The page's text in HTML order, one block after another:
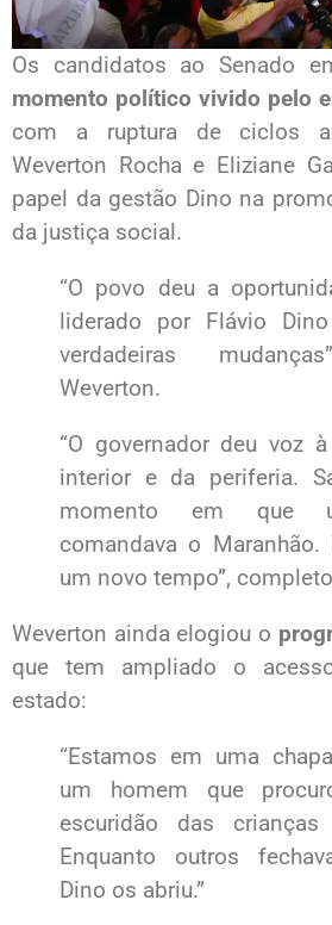
Os candidatos ao Senado
momento político vivido pelo
com a ruptura de ciclos
Weverton Rocha e Eliziane
papel da gestão Dino na
da justiça social.
“O povo deu a
liderado por Flávio
verdadeiras
Weverton.
“O governador deu voz
interior e da periferia.
momento em que
comandava o Maranhão.
um novo tempo”,
Weverton ainda elogiou o
que tem ampliado o
estado:
“Estamos em uma
um homem que
escuridão das
Enquanto outros
Dino os abriu.”